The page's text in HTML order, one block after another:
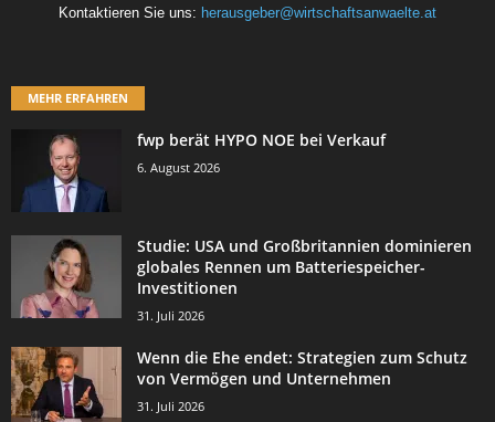
Kontaktieren Sie uns: herausgeber@wirtschaftsanwaelte.at
MEHR ERFAHREN
fwp berät HYPO NOE bei Verkauf
6. August 2026
Studie: USA und Großbritannien dominieren
globales Rennen um Batteriespeicher-
Investitionen
31. Juli 2026
Wenn die Ehe endet: Strategien zum Schutz
von Vermögen und Unternehmen
31. Juli 2026